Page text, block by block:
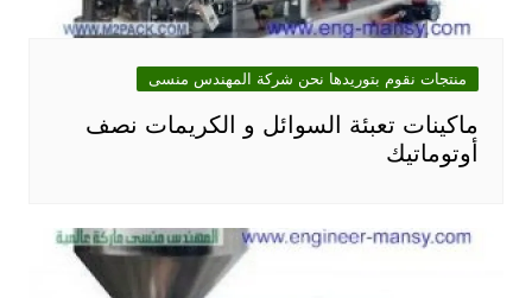
منتجات نقوم بتوريدها نحن شركة المهندس منسى
ماكينات تعبئة السوائل و الكريمات نصف
أوتوماتيك